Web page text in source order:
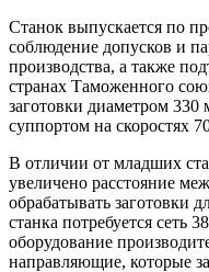
Станок выпускается по
соблюдение допусков и
производства, а также
странах Таможенного
заготовки диаметром
суппортом на скоростях
В отличии от младших
увеличено расстояние
обрабатывать заготовки
станка потребуется сеть
оборудование
направляющие, которые